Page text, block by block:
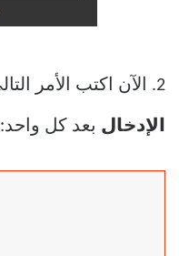
2. الآن اكتب الأمر التالي واضغط على مفتاح
الإدخال بعد كل واحد: